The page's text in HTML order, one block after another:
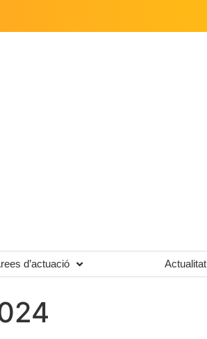
d’actuació Actualitat